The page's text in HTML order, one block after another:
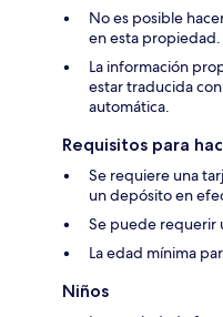
No es posible
en esta propiedad.
La información
estar traducida
automática.
Requisitos para
Se requiere una
un depósito en
Se puede requerir
La edad mínima
Niños